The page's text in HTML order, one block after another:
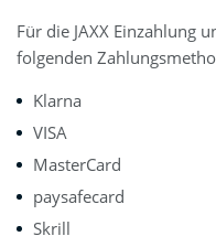
Für die JAXX Einzahlung
folgenden
Klarna
VISA
MasterCard
paysafecard
Skrill